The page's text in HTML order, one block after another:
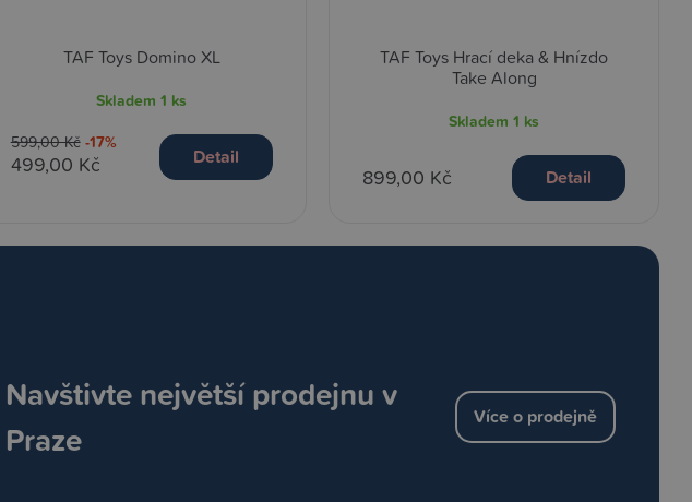
Navštivte největší prodejnu v
Praze
Více o prodejně
TAF Toys Domino XL
Skladem1 ks
599,00 Kč -17%
499,00 Kč Detail
TAF Toys Hrací deka & Hnízdo
Take Along
Skladem1 ks
899,00 Kč Detail